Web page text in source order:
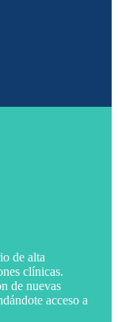
de alta
clínicas.
de nuevas
acceso a